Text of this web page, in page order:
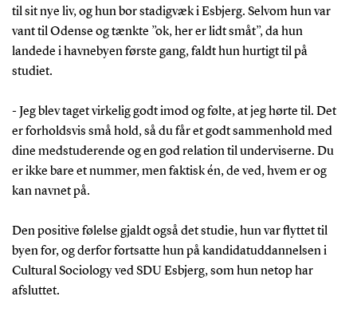
til sit nye liv, og hun bor stadigvæk i Esbjerg. Selvom hun var
vant til Odense og tænkte ”ok, her er lidt småt”, da hun
landede i havnebyen første gang, faldt hun hurtigt til på
studiet.
- Jeg blev taget virkelig godt imod og følte, at jeg hørte til. Det
er forholdsvis små hold, så du får et godt sammenhold med
dine medstuderende og en god relation til underviserne. Du
er ikke bare et nummer, men faktisk én, de ved, hvem er og
kan navnet på.
Den positive følelse gjaldt også det studie, hun var flyttet til
byen for, og derfor fortsatte hun på kandidatuddannelsen i
Cultural Sociology ved SDU Esbjerg, som hun netop har
afsluttet.